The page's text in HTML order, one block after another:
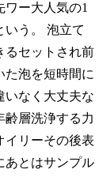
ワー大人気の1
いう。 泡立て
るセットされ前
た泡を短時間に
いなく大丈夫な
齢層洗浄する力
イリーその後表
あとはサンプル